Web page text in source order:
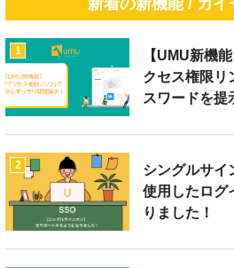
1
【UMU新機
クセス権限リ
スワードを提
2
シングルサイ
使用したログ
りました！